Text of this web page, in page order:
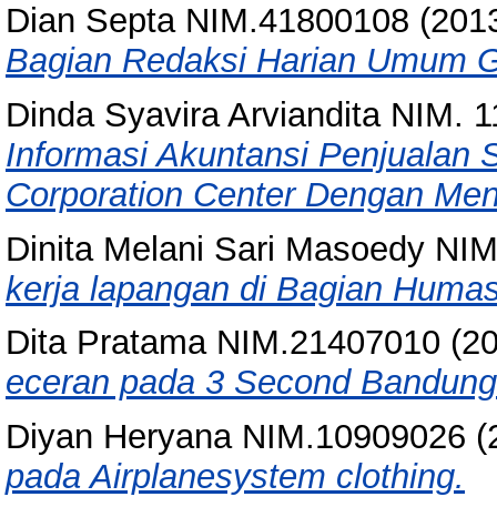
Dian Septa NIM.41800108
Bagian Redaksi Harian Umum
Dinda Syavira Arviandita NIM.
Informasi Akuntansi Penjualan
Corporation Center Dengan
Dinita Melani Sari Masoedy
kerja lapangan di Bagian
Dita Pratama NIM.21407010
eceran pada 3 Second
Diyan Heryana NIM.10909026
pada Airplanesystem clothing.